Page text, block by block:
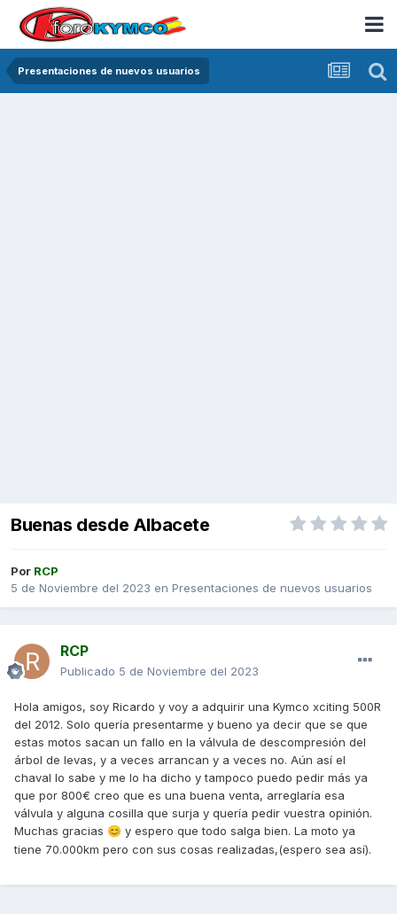
Presentaciones de nuevos usuarios
Buenas desde Albacete
Por RCP
5 de Noviembre del 2023 en Presentaciones de nuevos usuarios
RCP
Publicado 5 de Noviembre del 2023
Hola amigos, soy Ricardo y voy a adquirir una Kymco xciting 500R
del 2012. Solo quería presentarme y bueno ya decir que se que
estas motos sacan un fallo en la válvula de descompresión del
árbol de levas, y a veces arrancan y a veces no. Aún así el
chaval lo sabe y me lo ha dicho y tampoco puedo pedir más ya
que por 800€ creo que es una buena venta, arreglaría esa
válvula y alguna cosilla que surja y quería pedir vuestra opinión.
Muchas gracias 😊 y espero que todo salga bien. La moto ya
tiene 70.000km pero con sus cosas realizadas,(espero sea así).